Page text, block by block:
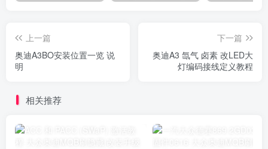
上一篇
奥迪A3BO安装位置一览 说
明
下一篇
奥迪A3 氙气 卤素 改LED大
灯编码接线定义教程
相关推荐